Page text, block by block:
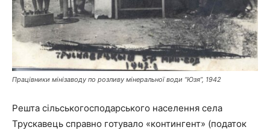
Працівники мінізаводу по розливу мінеральної води “Юзя”, 1942
Решта сільськогосподарського населення села
Трускавець справно готувало «контингент» (податок